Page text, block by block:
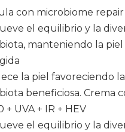
con microbiome
el equilibrio y la
manteniendo la piel
la piel favoreciendo
beneficiosa. Crema
+ UVA + IR + HEV
el equilibrio y la